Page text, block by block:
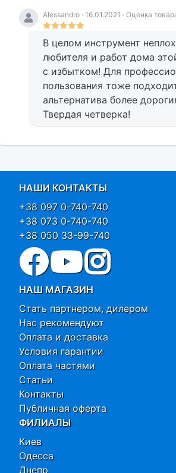
Alessandro · 16.01.2021 · Оценка
В целом инструмент
любителя и работ дома
с избытком! Для
пользования тоже
альтернатива более
Твердая четверка!
НАШИ КОНТАКТЫ
+38 097 0-740-740
+38 073 0-740-740
+38 050 33-99-740
НАШ МАГАЗИН
Стать партнером, дилером
Нас рекомендуют
Оплата и доставка
Условия гарантии
Оплата частями
Статьи
Контакты
Публичная оферта
ФИЛИАЛЫ
Киев
Одесса
Днепр